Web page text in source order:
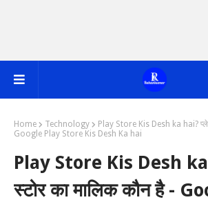
Home Technology
Play Store Kis Desh ka hai? प्ले
Google Play Store Kis Desh Ka hai
Play Store Kis Desh
स्टोर का मालिक कौन है -